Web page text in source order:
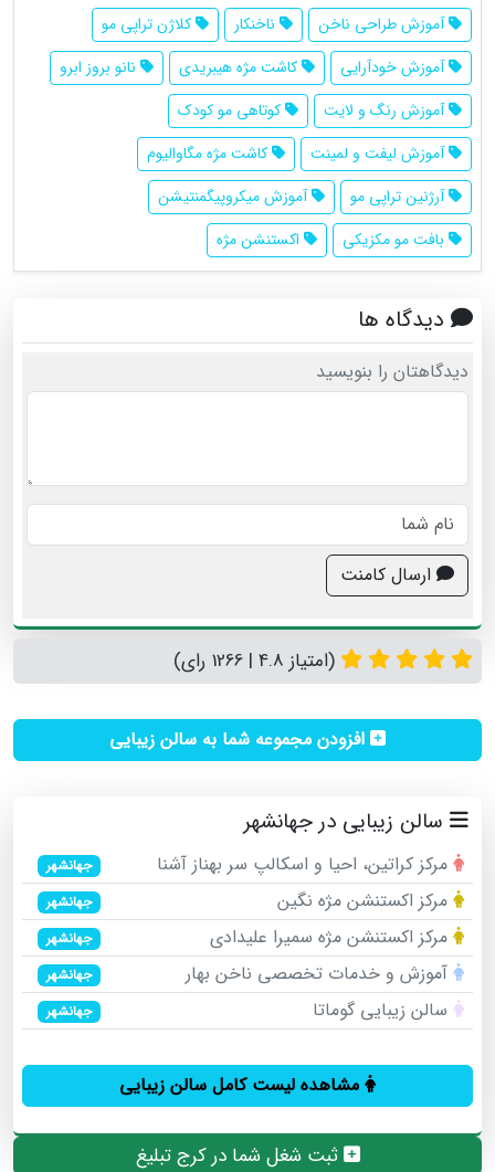
آموزش طراحی ناخن ناخنکار
کلاژن تراپی مو
آموزش خودآرایی
کاشت مژه هیبریدی
نانو بروز ابرو
آموزش رنگ و لایت
کوتاهی مو کودک
آموزش لیفت و لمینت
کاشت مژه مگاوالیوم
آرژنین تراپی مو
آموزش میکروپیگمنتیشن
بافت مو مکزیکی
اکستنشن مژه
دیدگاه ها
دیدگاهتان را بنویسید
ارسال کامنت
(امتیاز 4.8 | 1266 رای)
افزودن مجموعه شما به سالن زیبایی
سالن زیبایی در جهانشهر
مرکز کراتین، احیا و اسکالپ سر بهناز آشنا جهانشهر
مرکز اکستنشن مژه نگین جهانشهر
مرکز اکستنشن مژه سمیرا علیدادی جهانشهر
آموزش و خدمات تخصصی ناخن بهار جهانشهر
سالن زیبایی گوماتا جهانشهر
مشاهده لیست کامل سالن زیبایی
ثبت شغل شما در کرج تبلیغ